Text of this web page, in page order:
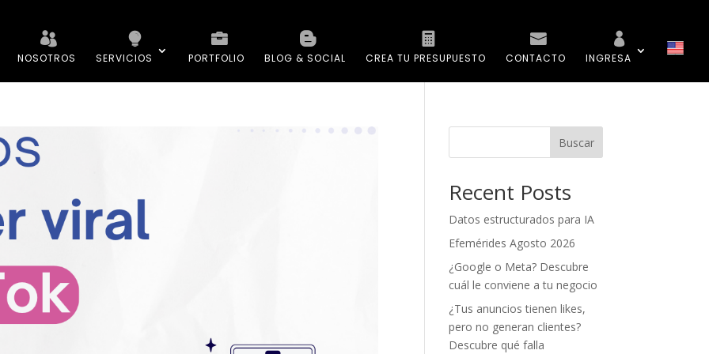
NOSOTROS SERVICIOS PORTFOLIO BLOG & SOCIAL CREA TU PRESUPUESTO CONTACTO INGRESA
Buscar
Recent Posts
Datos estructurados para IA
Efemérides Agosto 2026
¿Google o Meta? Descubre
cuál le conviene a tu negocio
¿Tus anuncios tienen likes,
pero no generan clientes?
Descubre qué falla